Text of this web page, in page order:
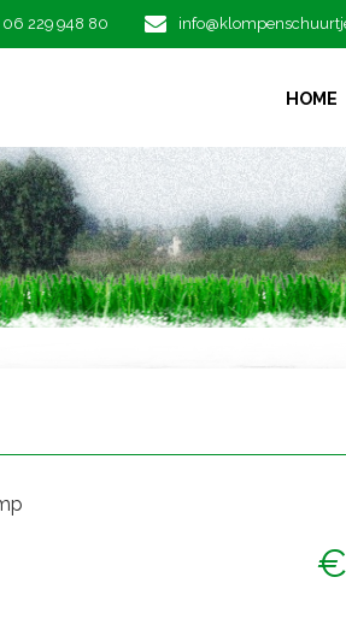
06 229 948 80
HOME
€